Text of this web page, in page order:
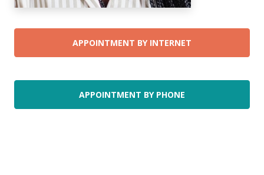
APPOINTMENT BY INTERNET
APPOINTMENT BY PHONE